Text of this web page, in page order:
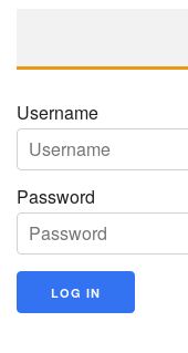
Username
Password